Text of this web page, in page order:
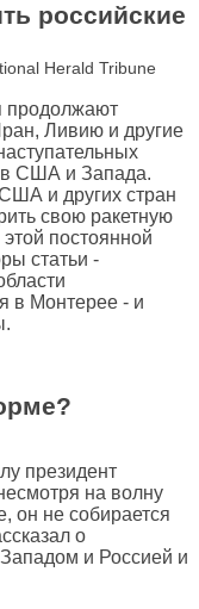
российские
Herald Tribune
продолжают
Ливию и другие
США и Запада.
и других стран
свою ракетную
постоянной
статьи -
в Монтерее - и
президент
на волну
он не собирается
о
и Россией и